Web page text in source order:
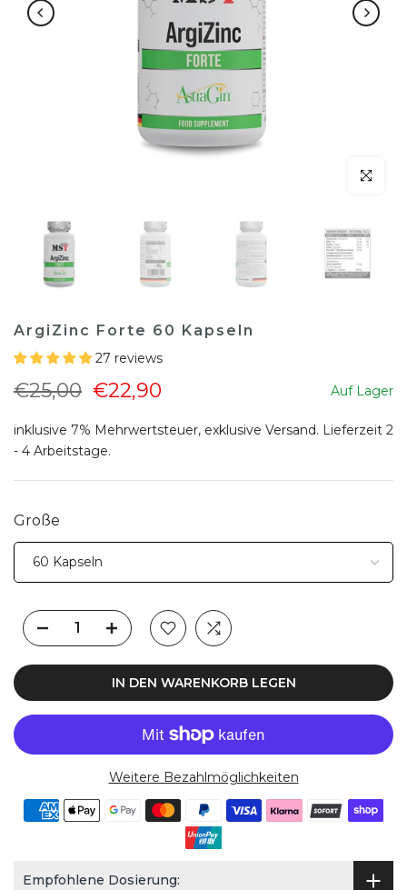
klicken
ArgiZinc Forte 60 Kapseln
27 reviews
€25,00 €22,90 Auf Lager
inklusive 7% Mehrwertsteuer, exklusive Versand. Lieferzeit 2
- 4 Arbeitstage.
Große
IN DEN WARENKORB LEGEN
Weitere Bezahlmöglichkeiten
Empfohlene Dosierung: